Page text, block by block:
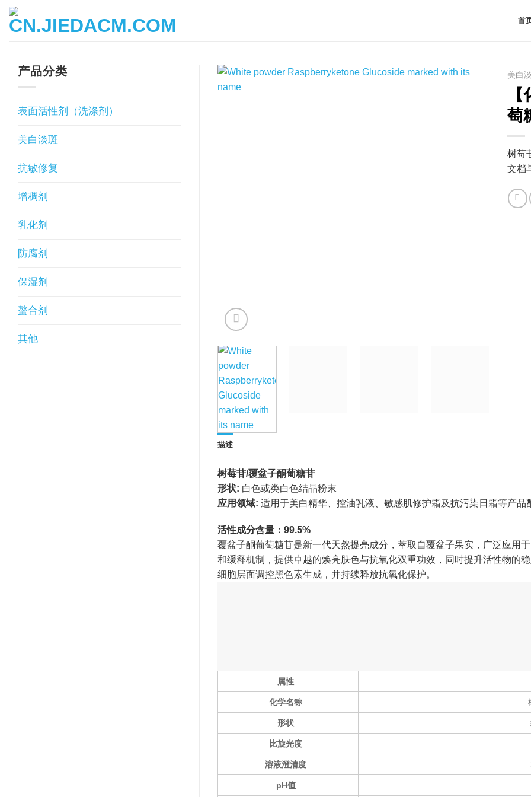
首
产品分类
表面活性剂（洗涤剂）
美白淡斑
抗敏修复
增稠剂
乳化剂
防腐剂
保湿剂
螯合剂
其他
美白
萄
树莓
文档
描述
树莓苷/覆盆子酮葡糖苷
形状: 白色或类白色结晶粉末
应用领域: 适用于美白精华、控油乳液、敏感肌修护霜及抗污染日霜等产品
活性成分含量：99.5%
覆盆子酮葡萄糖苷是新一代天然提亮成分，萃取自覆盆子果实，广泛应用
和缓释机制，提供卓越的焕亮肤色与抗氧化双重功效，同时提升活性物的
细胞层面调控黑色素生成，并持续释放抗氧化保护。
属性
化学名称
形状
比旋光度
溶液澄清度
pH值